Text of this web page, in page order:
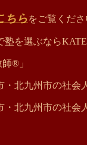
ちらをご覧くださ
塾を選ぶなら
®」
北九州市の社
北九州市の社